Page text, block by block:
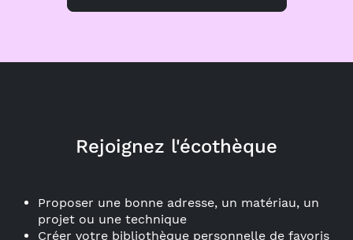
Rejoignez l'écothèque
Proposer une bonne adresse, un matériau, un
projet ou une technique
Créer votre bibliothèque personnelle de favoris